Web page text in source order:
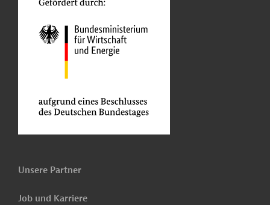
Unsere Partner
Job und Karriere